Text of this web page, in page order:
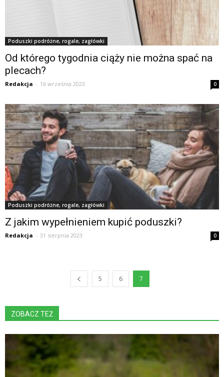
Poduszki podróżne, rogale, zagłówki
Od którego tygodnia ciąży nie można spać na
plecach?
Redakcja - 16 września 2023 0
Poduszki podróżne, rogale, zagłówki
Z jakim wypełnieniem kupić poduszki?
Redakcja - 31 sierpnia 2023 0
5 6 7
ZOBACZ TEŻ